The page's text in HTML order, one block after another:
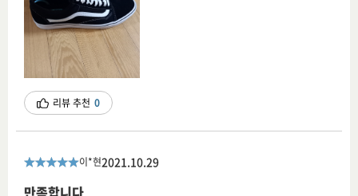
리뷰 추천 0
이*현2021.10.29
만족합니다